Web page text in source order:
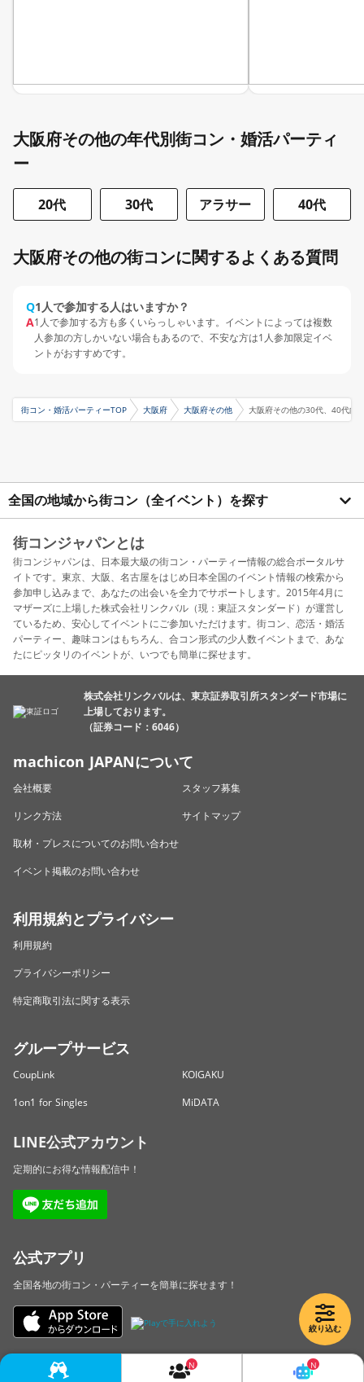
大阪府その他の年代別街コン・婚活パーティ
ー
20代 30代 アラサー 40代
大阪府その他の街コンに関するよくある質問
Q1人で参加する人はいますか？
A1人で参加する方も多くいらっしゃいます。イベントによっては複数
人参加の方しかいない場合もあるので、不安な方は1人参加限定イベ
ントがおすすめです。
街コン・婚活パーティーTOP 大阪府 大阪府その他 大阪府その他の30代、40代向
絞り込む
全国の地域から街コン（全イベント）を探す
街コンジャパンとは
街コンジャパンは、日本最大級の街コン・パーティー情報の総合ポータルサ
イトです。東京、大阪、名古屋をはじめ日本全国のイベント情報の検索から
参加申し込みまで、あなたの出会いを全力でサポートします。2015年4月に
マザーズに上場した株式会社リンクバル（現：東証スタンダード）が運営し
ているため、安心してイベントにご参加いただけます。街コン、恋活・婚活
パーティー、趣味コンはもちろん、合コン形式の少人数イベントまで、あな
たにピッタリのイベントが、いつでも簡単に探せます。
株式会社リンクバルは、東京証券取引所スタンダード市場に
上場しております。
（証券コード：6046）
machicon JAPANについて
会社概要
スタッフ募集
リンク方法
サイトマップ
取材・プレスについてのお問い合わせ
イベント掲載のお問い合わせ
利用規約とプライバシー
利用規約
プライバシーポリシー
特定商取引法に関する表示
グループサービス
CoupLink
KOIGAKU
1on1 for Singles
MiDATA
LINE公式アカウント
定期的にお得な情報配信中！
公式アプリ
全国各地の街コン・パーティーを簡単に探せます！
Copyright © LINKBAL Inc. All Rights Reserved.